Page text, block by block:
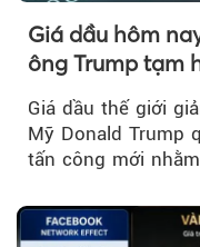
Giá dầu hôm
ông Trump tạm
Giá dầu thế giới
Mỹ Donald Trump
tấn công mới